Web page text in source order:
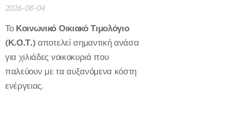
2026-08-04
Το Κοινωνικό Οικιακό Τιμολόγιο
(Κ.Ο.Τ.) αποτελεί σημαντική ανάσα
για χιλιάδες νοικοκυριά που
παλεύουν με τα αυξανόμενα κόστη
ενέργειας.